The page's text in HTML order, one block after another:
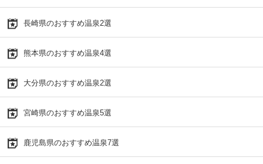
長崎県のおすすめ温泉2選
熊本県のおすすめ温泉4選
大分県のおすすめ温泉2選
宮崎県のおすすめ温泉5選
鹿児島県のおすすめ温泉7選